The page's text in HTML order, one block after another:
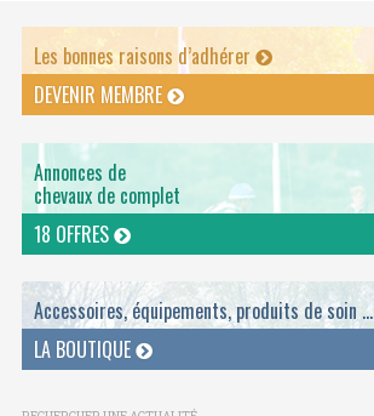
Les bonnes raisons d’adhérer
DEVENIR MEMBRE
Annonces de
chevaux de complet
18 OFFRES
Accessoires, équipements, produits de soin ...
LA BOUTIQUE